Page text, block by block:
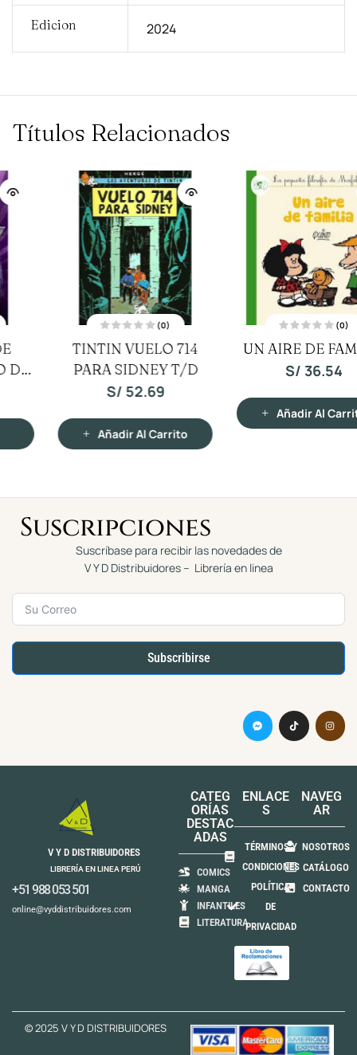
Edicion 2024
Títulos Relacionados
n
0
d
(0)
UN AIRE DE FAMILIA
S/36.54
c
o
(0)
TINTIN EL SECRETO
DEL UNICORNIO T/D
Añadir Al Carrito
Suscripciones
Suscríbase para recibir las novedades de
V Y D Distribuidores – Librería en linea
Subscribirse
V Y D DISTRIBUIDORES
LIBRERÍA EN LINEA PERÚ
+51 988 053 501
online@vyddistribuidores.com
CATEG
ORÍAS
DESTAC
ADAS
COMICS
MANGA
INFANTILES
LITERATURA
ENLACE
S
TÉRMINOS Y
CONDICIONES
POLÍTICA
DE
PRIVACIDAD
NAVEG
AR
NOSOTROS
CATÁLOGO
CONTACTO
© 2025 V Y D DISTRIBUIDORES